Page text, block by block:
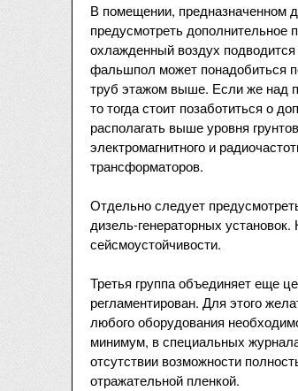
В помещении, предназначенном
предусмотреть дополнительное
охлажденный воздух подводится
фальшпол может понадобиться
труб этажом выше. Если же над
то тогда стоит позаботиться о
располагать выше уровня
электромагнитного и
трансформаторов.
Отдельно следует
дизель-генераторных
сейсмоустойчивости.
Третья группа объединяет еще
регламентирован. Для этого
любого оборудования
минимум, в специальных
отсутствии возможности
отражательной пленкой.